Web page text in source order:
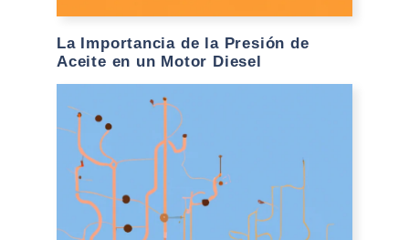
La Importancia de la Presión de
Aceite en un Motor Diesel